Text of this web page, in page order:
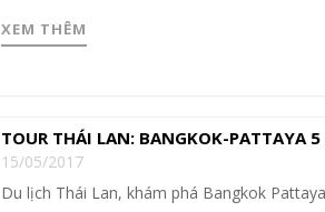
XEM THÊM
TOUR THÁI LAN: BANGKOK-PATTAYA
15/05/2017
Du lịch Thái Lan, khám phá Bangkok